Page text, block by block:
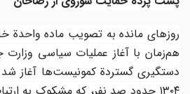
روزهای مانده به تصویب ماده واحدة
هم‌زمان با آغاز عملیات سیاسی وزارت
دستگیری گستردة کمونیست‌ها آغاز شد.